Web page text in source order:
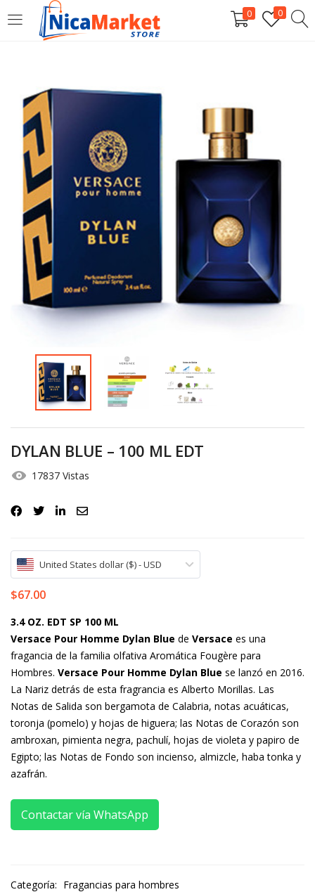
0 0
INICIAR SESIÓN
Introduzca su nombre de usuario y contraseña para iniciar
sesión.
Por favor, introduce una respuesta en dígitos:
catorce + 2 =
Recordarme
Olvidó la contraseña?
DYLAN BLUE – 100 ML EDT
17837 Vistas
United States dollar ($) - USD
$67.00
3.4 OZ. EDT SP 100 ML
Versace Pour Homme Dylan Blue de Versace es una
fragancia de la familia olfativa Aromática Fougère para
Hombres. Versace Pour Homme Dylan Blue se lanzó en 2016.
La Nariz detrás de esta fragrancia es Alberto Morillas. Las
Notas de Salida son bergamota de Calabria, notas acuáticas,
toronja (pomelo) y hojas de higuera; las Notas de Corazón son
ambroxan, pimienta negra, pachulí, hojas de violeta y papiro de
Egipto; las Notas de Fondo son incienso, almizcle, haba tonka y
azafrán.
Contactar vía WhatsApp
Categoría: Fragancias para hombres